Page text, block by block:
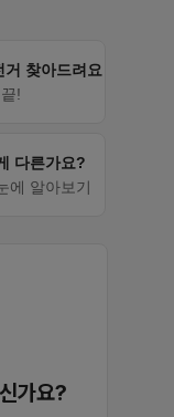
거 찾아드려요
!
다른가요?
에 알아보기
가요?